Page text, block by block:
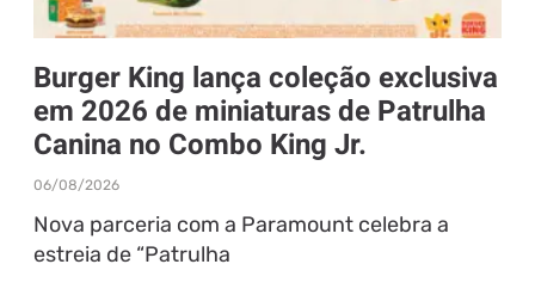
Burger King lança coleção exclusiva
em 2026 de miniaturas de Patrulha
Canina no Combo King Jr.
06/08/2026
Nova parceria com a Paramount celebra a
estreia de “Patrulha